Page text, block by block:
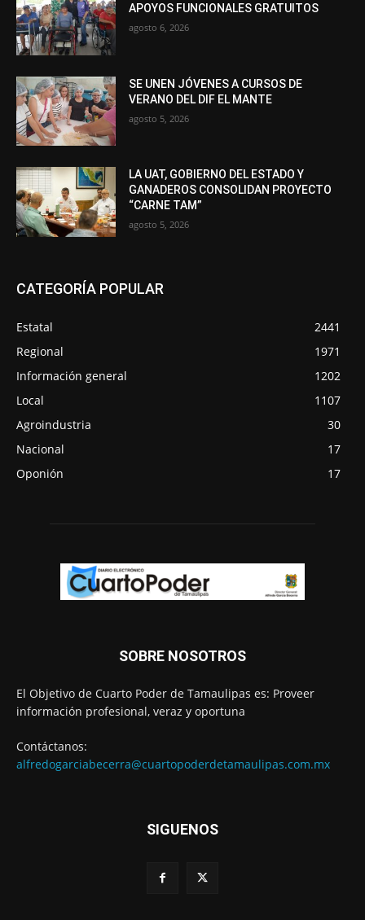
APOYOS FUNCIONALES GRATUITOS
agosto 6, 2026
SE UNEN JÓVENES A CURSOS DE
VERANO DEL DIF EL MANTE
agosto 5, 2026
LA UAT, GOBIERNO DEL ESTADO Y
GANADEROS CONSOLIDAN PROYECTO
“CARNE TAM”
agosto 5, 2026
CATEGORÍA POPULAR
Estatal
2441
Regional
1971
Información general
1202
Local
1107
Agroindustria
30
Nacional
17
Oponión
17
SOBRE NOSOTROS
El Objetivo de Cuarto Poder de Tamaulipas es: Proveer
información profesional, veraz y oportuna
Contáctanos:
alfredogarciabecerra@cuartopoderdetamaulipas.com.mx
SIGUENOS